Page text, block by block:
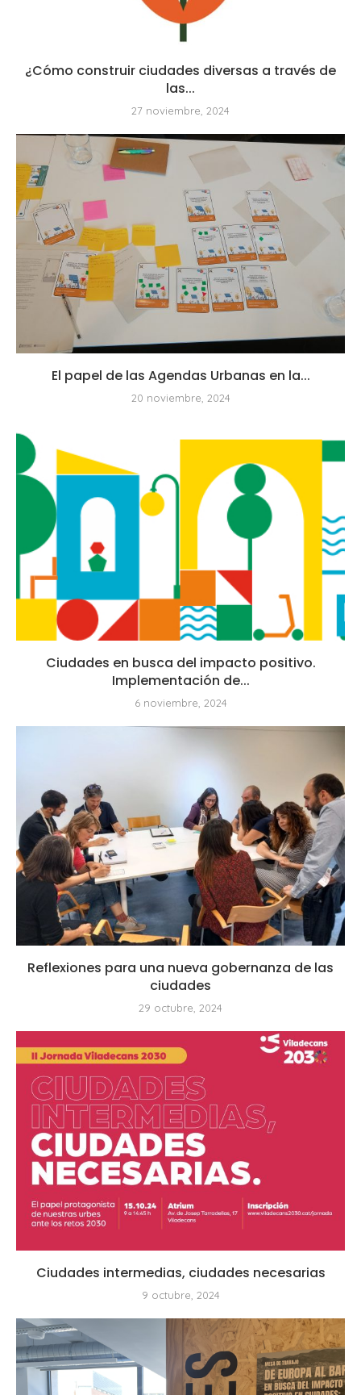
¿Cómo construir ciudades diversas a través de
las...
27 noviembre, 2024
El papel de las Agendas Urbanas en la...
20 noviembre, 2024
Ciudades en busca del impacto positivo.
Implementación de...
6 noviembre, 2024
Reflexiones para una nueva gobernanza de las
ciudades
29 octubre, 2024
Ciudades intermedias, ciudades necesarias
9 octubre, 2024